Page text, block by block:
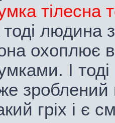
тілесна
людина
охоплює
І
зроблений
гріх і є